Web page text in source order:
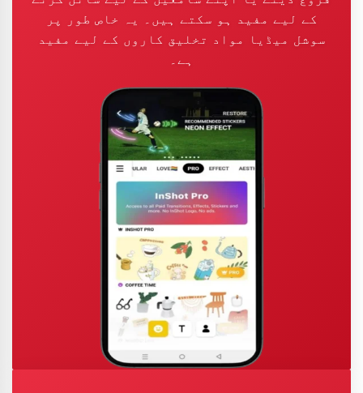
کے لیے مفید ہو سکتے ہیں۔ یہ خاص طور پر
سوشل میڈیا مواد تخلیق کاروں کے لیے مفید
ہے۔